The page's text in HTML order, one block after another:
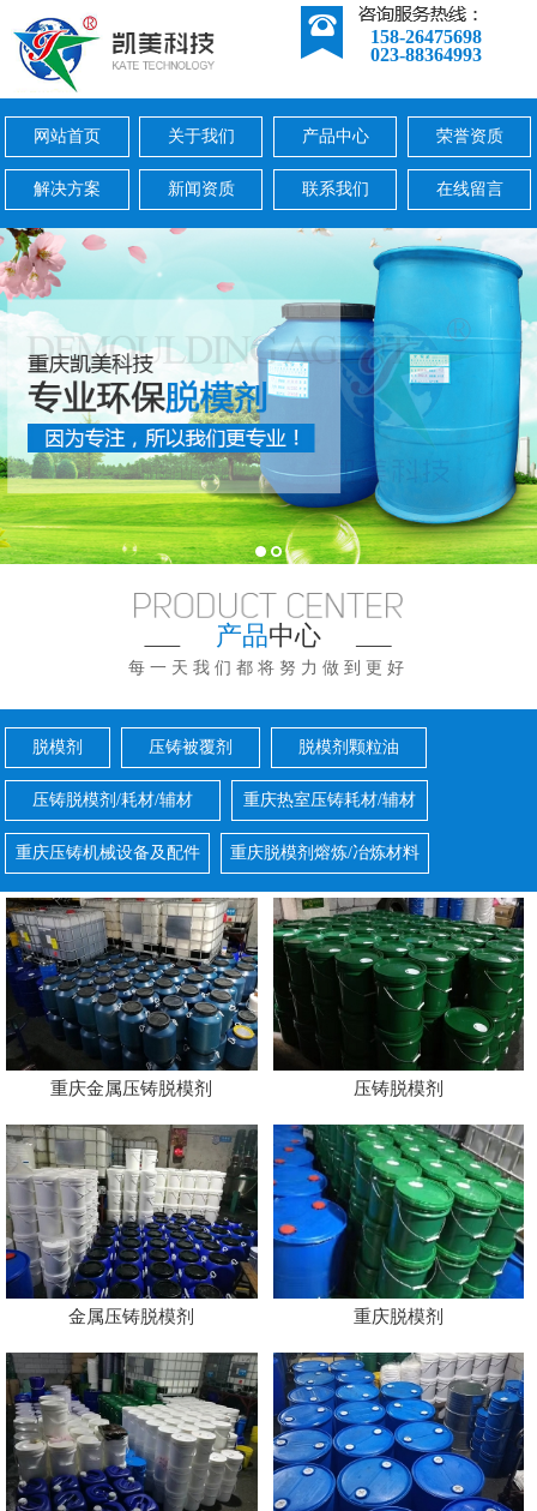
158-26475698
023-88364993
网站首页 关于我们 产品中心 荣誉资质
解决方案 新闻资质 联系我们 在线留言
产品中心
每一天我们都将努力做到更好
脱模剂 压铸被覆剂 脱模剂颗粒油
压铸脱模剂/耗材/辅材 重庆热室压铸耗材/辅材
重庆压铸机械设备及配件 重庆脱模剂熔炼/冶炼材料
重庆金属压铸脱模剂 压铸脱模剂
金属压铸脱模剂 重庆脱模剂